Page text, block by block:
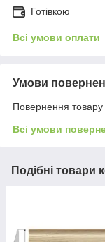
Готівкою
Всі умови оплати
Умови
Повернення
Всі умови
Подібні товари